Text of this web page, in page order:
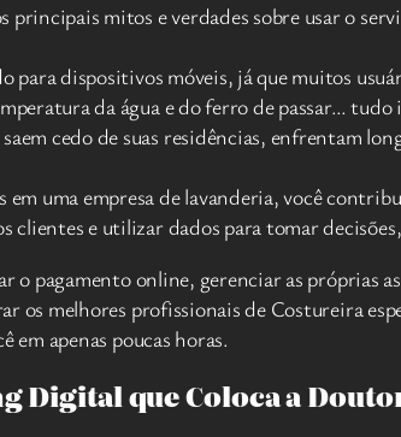
principais mitos e verdades sobre usar o
para dispositivos móveis, já que muitos
da água e do ferro de passar…
cedo de suas residências, enfrentam
em uma empresa de lavanderia, você
e utilizar dados para tomar
pagamento online, gerenciar as próprias
os melhores profissionais de Costureira
em apenas poucas horas.
Digital que Coloca a